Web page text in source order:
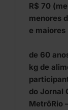
R$ 70
menores
e maiores
de 60
kg de
do Jornal
MetrôRio